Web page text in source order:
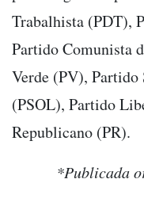
Trabalhista (PDT),
Partido Comunista
Verde (PV),
(PSOL), Partido
Republicano (PR).
*Publicada